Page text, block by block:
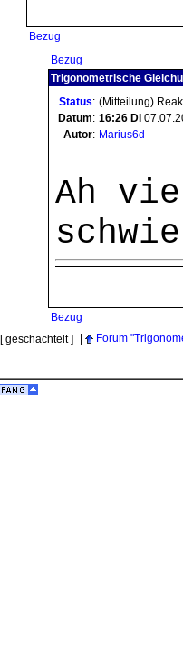
Bezug
Bezug
Trigonometrische
Status: (Mitteilung)
Datum: 16:26 Di
Autor: Marius6d
Ah
Bezug
[ geschachtelt ] Forum